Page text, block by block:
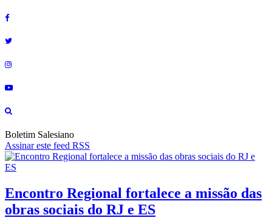
Boletim Salesiano
Assinar este feed RSS
Encontro Regional fortalece a missão das
obras sociais do RJ e ES